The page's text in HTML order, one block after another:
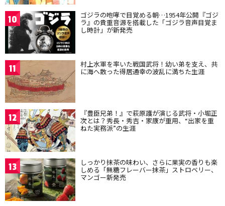
10 ゴジラの咆哮で目覚める朝…1954年公開『ゴジ
ラ』の貴重音源を搭載した「ゴジラ音声目覚ま
し時計」が新発売
11 村上水軍を率いた戦国武将！幼い弟を支え、共
に海へ散った得居通幸の波乱に満ちた生涯
12 『豊臣兄弟！』で萩原護が演じる武将・小堀正
次とは？秀長・秀吉・家康が重用、“出家を重
ねた実務派”の生涯
13 しっかり抹茶の味わい、さらに果実の香りも楽
しめる「無糖フレーバー抹茶」ストロベリー、
マンゴー新発売